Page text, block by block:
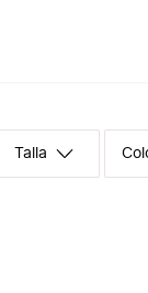
Talla